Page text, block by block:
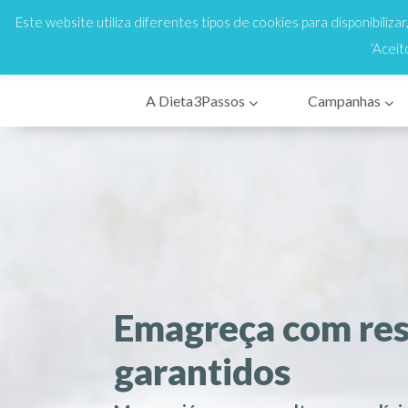
808 200 333
A Dieta3Passos Campanhas
Emagreça com
garantidos
Este website utiliza diferentes tipos de cookies para